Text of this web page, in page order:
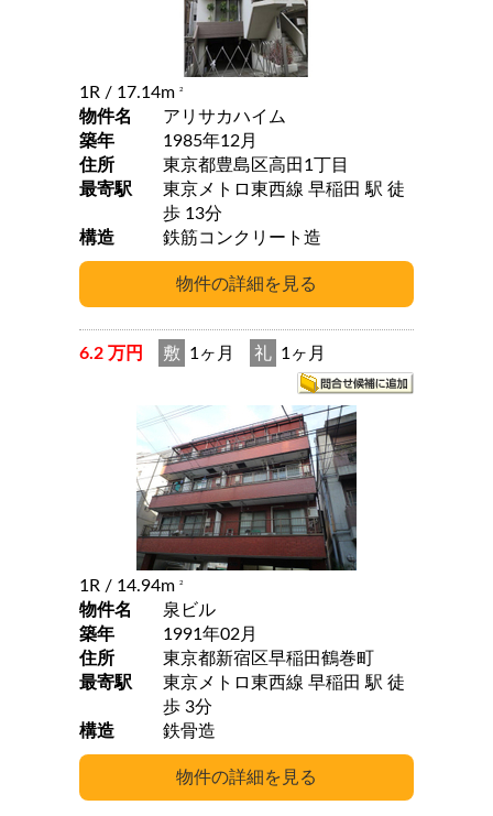
1R / 17.14m 2
物件名
アリサカハイム
築年
1985年12月
住所
東京都豊島区高田1丁目
最寄駅
東京メトロ東西線 早稲田 駅 徒
歩 13分
構造
鉄筋コンクリート造
6.2 万円 敷 1ヶ月 礼 1ヶ月
1R / 14.94m 2
物件名
泉ビル
築年
1991年02月
住所
東京都新宿区早稲田鶴巻町
最寄駅
東京メトロ東西線 早稲田 駅 徒
歩 3分
構造
鉄骨造